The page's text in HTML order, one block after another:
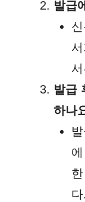
발급
발급
하나
다.